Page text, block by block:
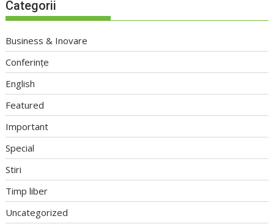
Categorii
Business & Inovare
Conferințe
English
Featured
Important
Special
Stiri
Timp liber
Uncategorized